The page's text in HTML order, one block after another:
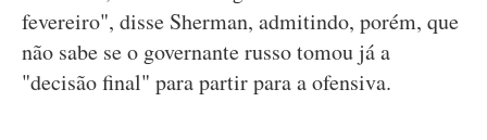
fevereiro", disse Sherman, admitindo, porém, que
não sabe se o governante russo tomou já a
"decisão final" para partir para a ofensiva.